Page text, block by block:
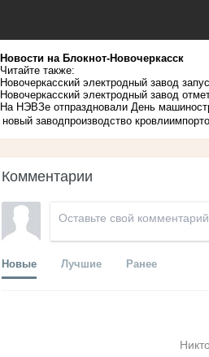
Новости на Блoкнoт-Новочеркасск
Читайте также:
Новочеркасский электродный завод
Новочеркасский электродный завод
На НЭВЗе отпраздновали День
новый заводпроизводство кровли
Комментарии
Новые Лучшие Ранее